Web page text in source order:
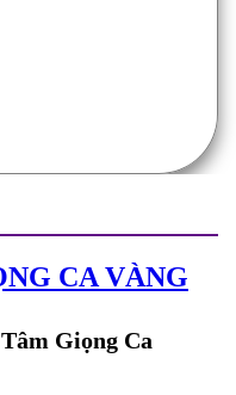
CA VÀNG
Giọng Ca